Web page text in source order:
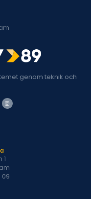
genom teknik och
1
09